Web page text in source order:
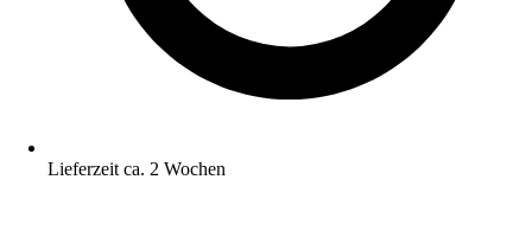
Lieferzeit ca. 2 Wochen